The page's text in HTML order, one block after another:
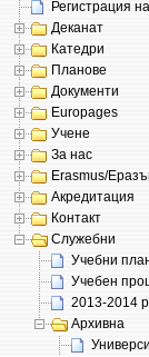
Регистрация
Деканат
Катедри
Планове
Документи
Europages
Учене
За нас
Erasmus/
Акредитация
Контакт
Служебни
Учебни
Учебен
2013-2014
Архивна